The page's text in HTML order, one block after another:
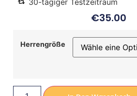
€35.00
Herrengröße